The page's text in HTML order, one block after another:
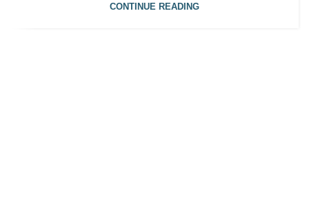
CONTINUE READING